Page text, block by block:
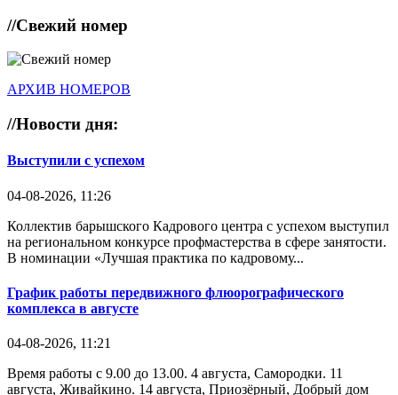
//Свежий номер
АРХИВ НОМЕРОВ
//Новости дня:
Выступили с успехом
04-08-2026, 11:26
Коллектив барышского Кадрового центра с успехом выступил
на региональном конкурсе профмастерства в сфере занятости.
В номинации «Лучшая практика по кадровому...
График работы передвижного флюорографического
комплекса в августе
04-08-2026, 11:21
Время работы с 9.00 до 13.00. 4 августа, Самородки. 11
августа, Живайкино. 14 августа, Приозёрный, Добрый дом